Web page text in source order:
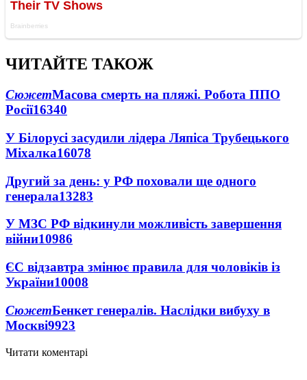
ЧИТАЙТЕ ТАКОЖ
СюжетМасова смерть на пляжі. Робота ППО
Росії16340
У Білорусі засудили лідера Ляпіса Трубецького
Міхалка16078
Другий за день: у РФ поховали ще одного
генерала13283
У МЗС РФ відкинули можливість завершення
війни10986
ЄС відзавтра змінює правила для чоловіків із
України10008
СюжетБенкет генералів. Наслідки вибуху в
Москві9923
Читати коментарі